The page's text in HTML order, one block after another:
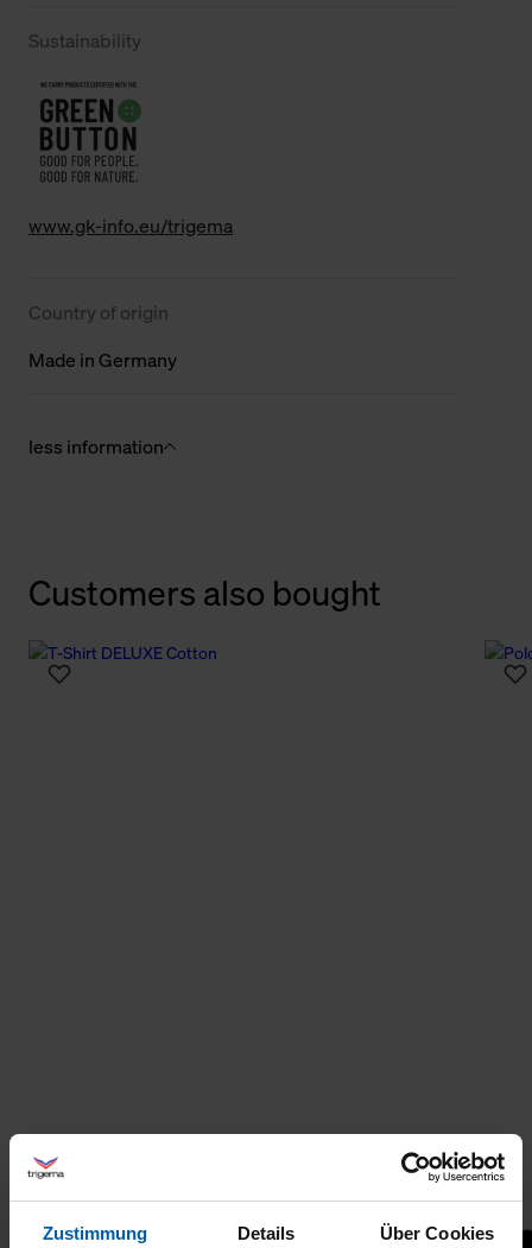
Zustimmung Details Über Cookies
Sustainability
www.gk-info.eu/trigema
Country of origin
Made in Germany
less information
Customers also bought
+21